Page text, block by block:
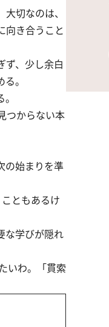
切なのは、
向き合うこと
ず、少し余白
。
つからない本
の始まりを準
ともあるけ
な学びが隠れ
いわ。「貫索